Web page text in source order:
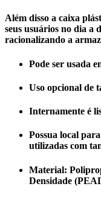
Além disso a caixa
seus usuários no dia a
racionalizando a
Pode ser usada
Uso opcional de
Internamente é
Possua local
utilizadas com
Material:
Densidade